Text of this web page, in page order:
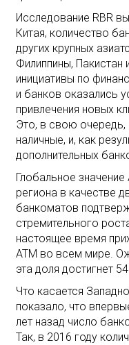
Исследование RBR
Китая, количество
других крупных
Филиппины, Пакистан
инициативы по
и банков оказались
привлечения новых
Это, в свою очередь,
наличные, и, как
дополнительных
Глобальное
региона в качестве
банкоматов
стремительного
настоящее время
ATM во всем мире.
эта доля достигнет
Что касается
показало, что
лет назад число
Так, в 2016 году